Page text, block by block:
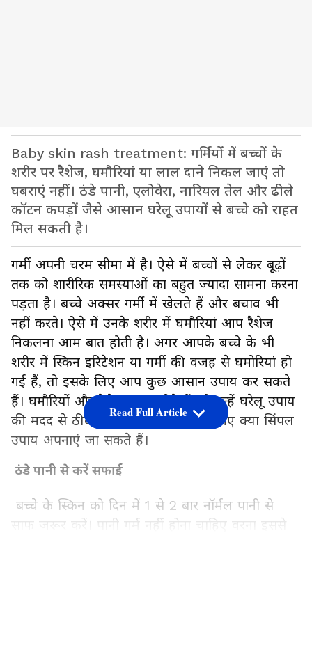
Baby skin rash treatment: गर्मियों में बच्चों के
शरीर पर रैशेज, घमौरियां या लाल दाने निकल जाएं तो
घबराएं नहीं। ठंडे पानी, एलोवेरा, नारियल तेल और ढीले
कॉटन कपड़ों जैसे आसान घरेलू उपायों से बच्चे को राहत
मिल सकती है।
गर्मी अपनी चरम सीमा में है। ऐसे में बच्चों से लेकर बूढ़ों
तक को शारीरिक समस्याओं का बहुत ज्यादा सामना करना
पड़ता है। बच्चे अक्सर गर्मी में खेलते हैं और बचाव भी
नहीं करते। ऐसे में उनके शरीर में घमौरियां आप रैशेज
निकलना आम बात होती है। अगर आपके बच्चे के भी
शरीर में स्किन इरिटेशन या गर्मी की वजह से घमोरियां हो
गई हैं, तो इसके लिए आप कुछ आसान उपाय कर सकते
हैं। घमौरियों और रैशेज अगर थोड़े हैं, तो इन्हें घरेलू उपाय
की मदद से ठीक किया जा सकता है। जानिए क्या सिंपल
उपाय अपनाएं जा सकते हैं।
ठंडे पानी से करें सफाई
बच्चे के स्किन को दिन में 1 से 2 बार नॉर्मल पानी से
साफ जरूर करें। पानी गर्म नहीं होना चाहिए वरना इससे
Read Full Article